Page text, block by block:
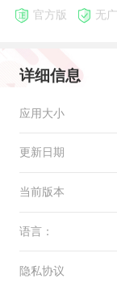
官方版 无
详细信息
应用大小
更新日期
当前版本
语言：
隐私协议